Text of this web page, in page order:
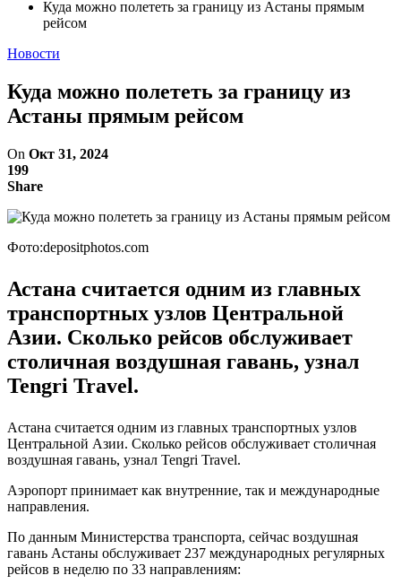
Куда можно полететь за границу из Астаны прямым
рейсом
Новости
Куда можно полететь за границу из
Астаны прямым рейсом
On Окт 31, 2024
199
Share
Фото:depositphotos.com
Астана считается одним из главных
транспортных узлов Центральной
Азии. Сколько рейсов обслуживает
столичная воздушная гавань, узнал
Tengri Travel.
Астана считается одним из главных транспортных узлов
Центральной Азии. Сколько рейсов обслуживает столичная
воздушная гавань, узнал Tengri Travel.
Аэропорт принимает как внутренние, так и международные
направления.
По данным Министерства транспорта, сейчас воздушная
гавань Астаны обслуживает 237 международных регулярных
рейсов в неделю по 33 направлениям: